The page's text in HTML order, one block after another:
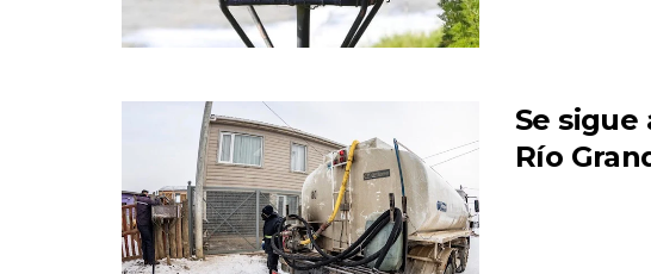
Se sigue
Río